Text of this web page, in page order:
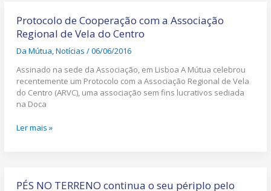
Protocolo de Cooperação com a Associação
Regional de Vela do Centro
Da Mútua,Notícias /06/06/2016
Assinado na sede da Associação, em Lisboa A Mútua celebrou
recentemente um Protocolo com a Associação Regional de Vela
do Centro (ARVC), uma associação sem fins lucrativos sediada
na Doca
de
Cooperação
com
a
Associação
Regional
de
Vela
do
Ler mais »
PÉS NO TERRENO continua o seu périplo pelo
NO